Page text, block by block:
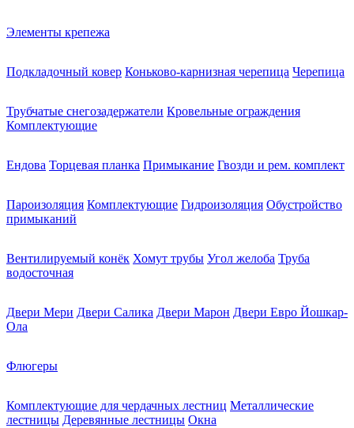
Элементы крепежа
Подкладочный ковер Коньково-карнизная черепица Черепица
Трубчатые снегозадержатели Кровельные ограждения
Комплектующие
Ендова Торцевая планка Примыкание Гвозди и рем. комплект
Пароизоляция Комплектующие Гидроизоляция Обустройство
примыканий
Вентилируемый конёк Хомут трубы Угол желоба Труба
водосточная
Двери Мери Двери Салика Двери Марон Двери Евро Йошкар-
Ола
Флюгеры
Комплектующие для чердачных лестниц Металлические
лестницы Деревянные лестницы Окна